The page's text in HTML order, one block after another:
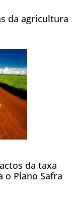
da agricultura
da taxa
o Plano Safra